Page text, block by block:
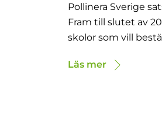
Pollinera Sverige
Fram till slutet av
skolor som vill
Läs mer